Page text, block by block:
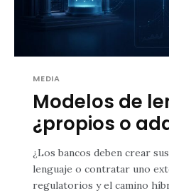
MEDIA
Modelos de
¿propios o
¿Los bancos deben crear
lenguaje o contratar uno
regulatorios y el camino